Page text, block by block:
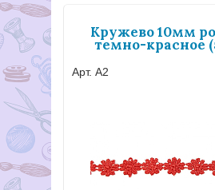
Кружево 10мм
темно-красное
Арт. А2